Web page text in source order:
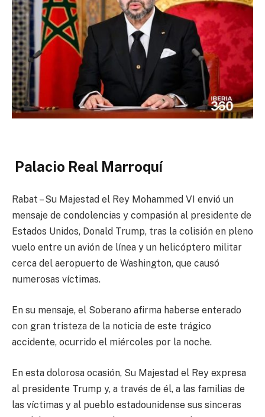
Palacio Real Marroquí
Rabat – Su Majestad el Rey Mohammed VI envió un
mensaje de condolencias y compasión al presidente de
Estados Unidos, Donald Trump, tras la colisión en pleno
vuelo entre un avión de línea y un helicóptero militar
cerca del aeropuerto de Washington, que causó
numerosas víctimas.
En su mensaje, el Soberano afirma haberse enterado
con gran tristeza de la noticia de este trágico
accidente, ocurrido el miércoles por la noche.
En esta dolorosa ocasión, Su Majestad el Rey expresa
al presidente Trump y, a través de él, a las familias de
las víctimas y al pueblo estadounidense sus sinceras